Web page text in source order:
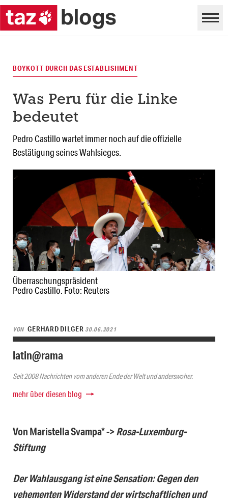
Überraschungspräsident
Pedro Castillo. Foto: Reuters
BOYKOTT DURCH DAS ESTABLISHMENT
Was Peru für die Linke
bedeutet
Pedro Castillo wartet immer noch auf die offizielle
Bestätigung seines Wahlsieges.
VON GERHARD DILGER 30.06.2021
latin@rama
Seit 2008 Nachrichten vom anderen Ende der Welt und anderswoher.
mehr über diesen blog
Von Maristella Svampa* ->Rosa-Luxemburg-
Stiftung
Der Wahlausgang ist eine Sensation: Gegen den
vehementen Widerstand der wirtschaftlichen und